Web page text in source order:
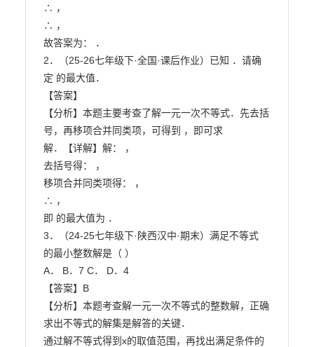
∴ ，
∴ ，
故答案为： ．
2．（25-26七年级下·全国·课后作业）已知 ．请确
定 的最大值．
【答案】
【分析】本题主要考查了解一元一次不等式．先去括
号，再移项合并同类项，可得到 ，即可求
解．【详解】解： ，
去括号得： ，
移项合并同类项得： ，
∴ ，
即 的最大值为 ．
3．（24-25七年级下·陕西汉中·期末）满足不等式
的最小整数解是（ ）
A． B．7 C． D．4
【答案】B
【分析】本题考查解一元一次不等式的整数解，正确
求出不等式的解集是解答的关键．
通过解不等式得到x的取值范围，再找出满足条件的